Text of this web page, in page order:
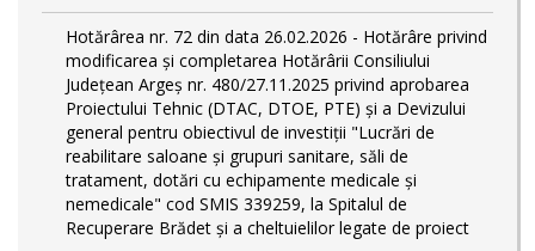
Hotărârea nr. 72 din data 26.02.2026 - Hotărâre privind
modificarea și completarea Hotărârii Consiliului
Județean Argeș nr. 480/27.11.2025 privind aprobarea
Proiectului Tehnic (DTAC, DTOE, PTE) și a Devizului
general pentru obiectivul de investiții "Lucrări de
reabilitare saloane și grupuri sanitare, săli de
tratament, dotări cu echipamente medicale și
nemedicale" cod SMIS 339259, la Spitalul de
Recuperare Brădet și a cheltuielilor legate de proiect